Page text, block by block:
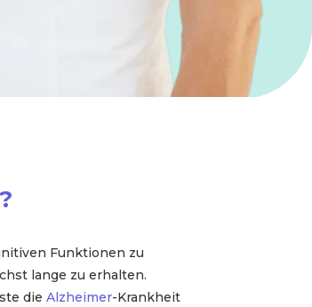
Funktionen zu
lange zu erhalten.
dieAlzheimer-Krankheit